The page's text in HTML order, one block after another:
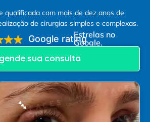
qualificada com mais de dez anos de
de cirurgias simples e complexas.
Google ratingEstrelas no
Google.
sua consulta